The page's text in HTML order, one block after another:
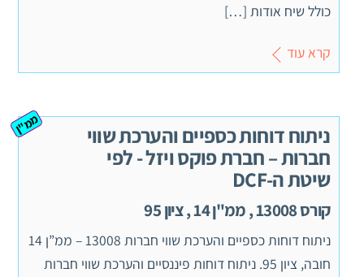
כולל שיח אודות […]
קרא עוד
ניתוח דוחות כספיים והערכת שווי
חברות – חברת פוקס ויזל - לפי
שיטת ה-DCF
קורס 13008 , ממ"ן 14 , ציון 95
ממ"ן
ניתוח דוחות כספיים והערכת שווי חברות 13008 – ממ”ן 14
חובה, ציון 95. ניתוח דוחות פיננסיים והערכת שווי חברות